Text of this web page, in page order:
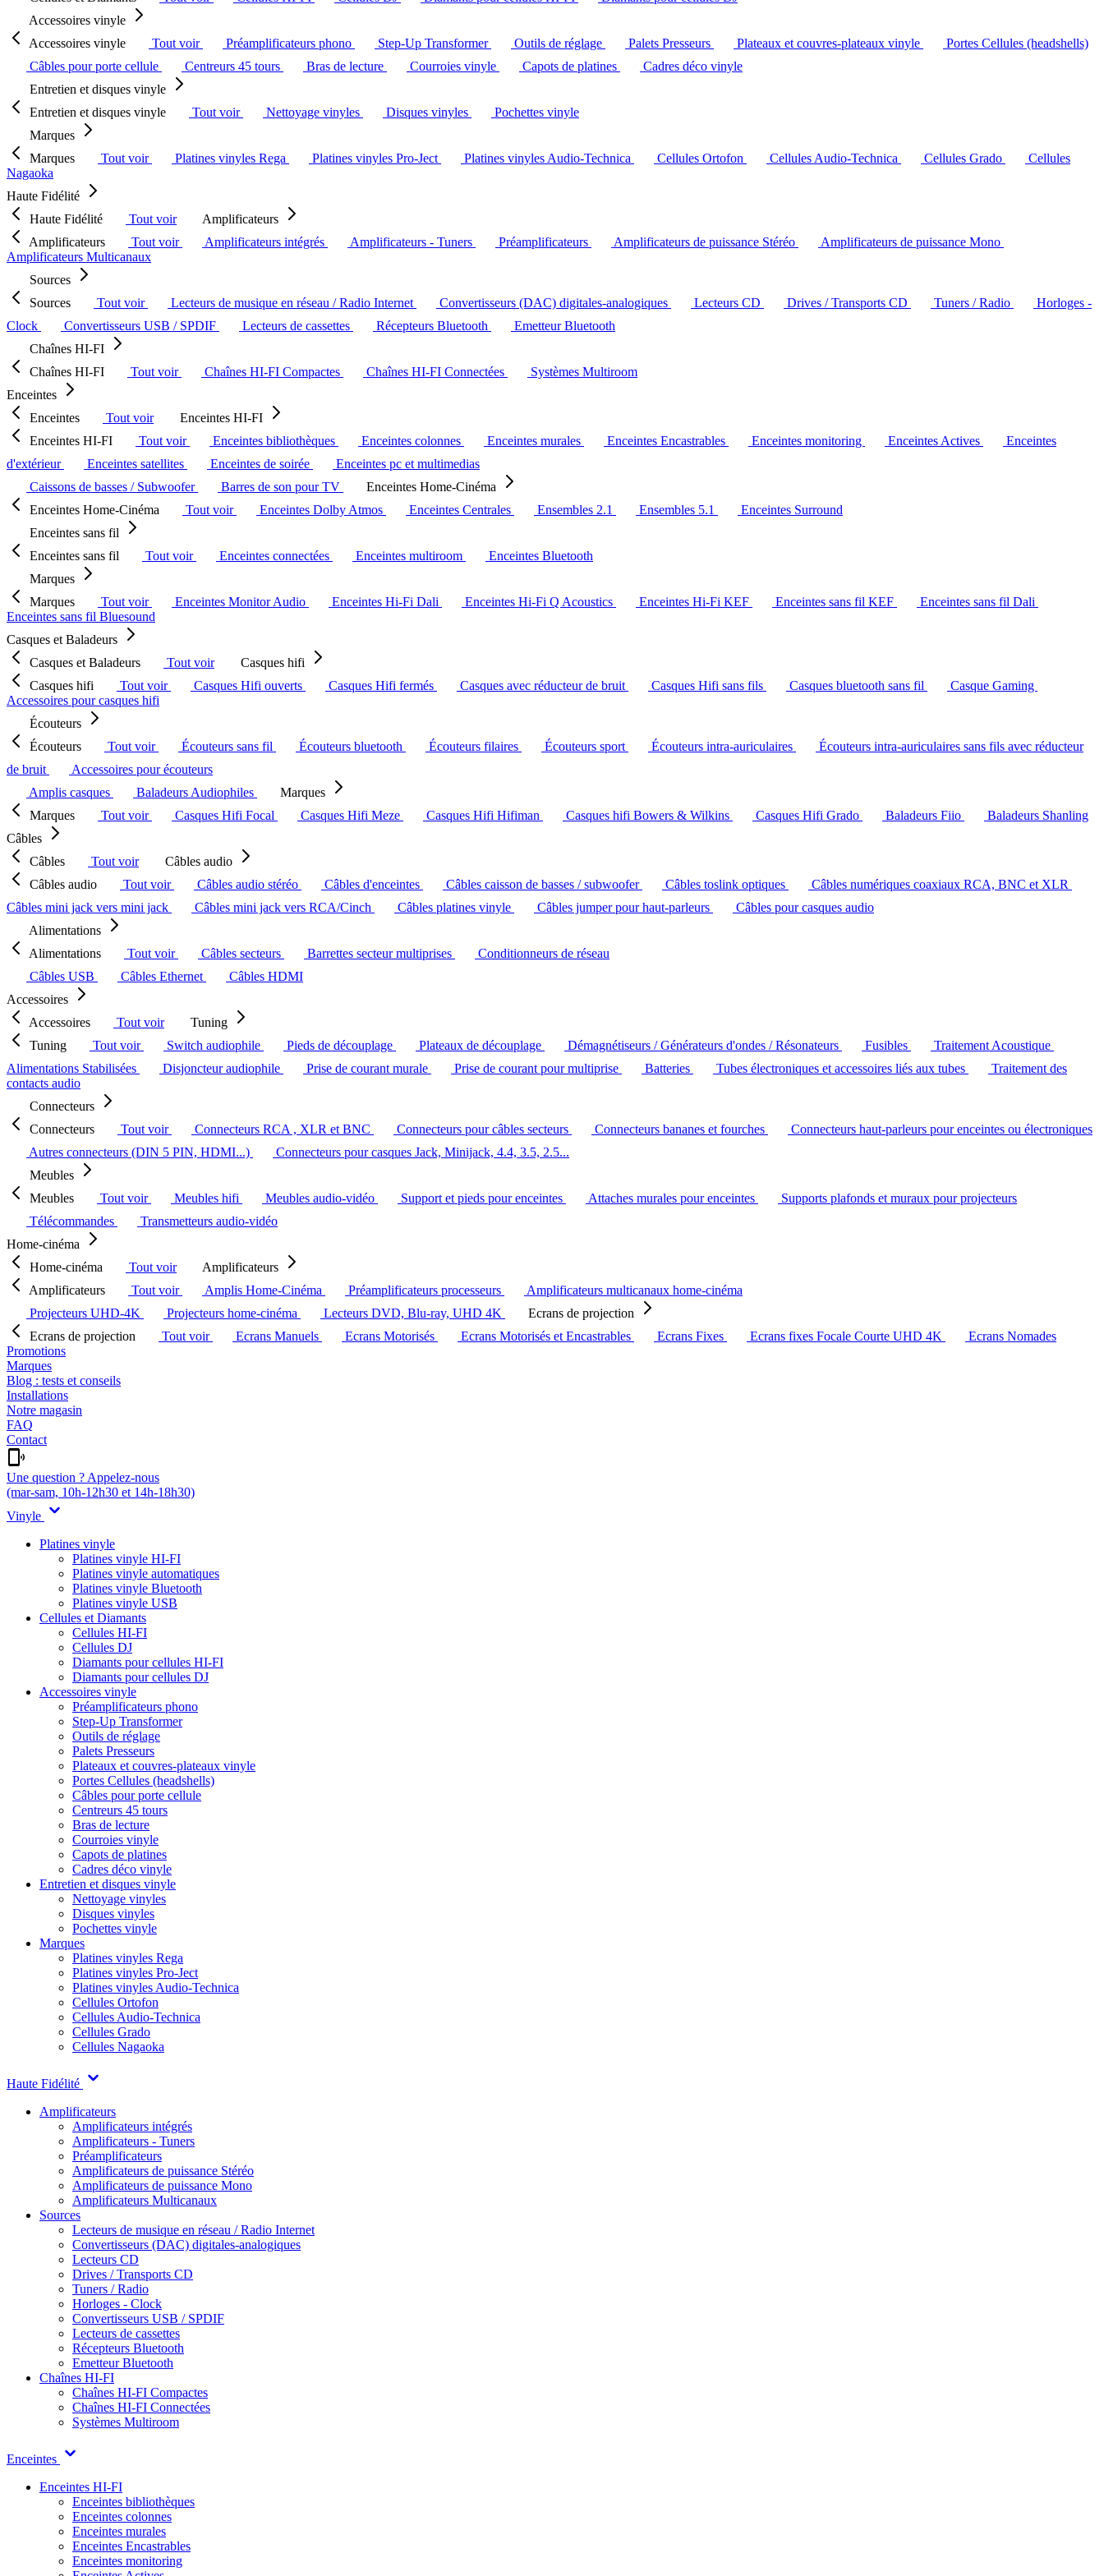
Accessoires vinyle
Accessoires vinyle
Tout voir Préamplificateurs phono Step-Up Transformer Outils de réglage Palets Presseurs Plateaux et couvres-plateaux vinyle
Portes Cellules (headshells)
Câbles pour porte cellule
Centreurs 45 tours Bras de lecture Courroies vinyle Capots de platines
Cadres déco vinyle
Entretien et disques vinyle
Entretien et disques vinyle
Tout voir Nettoyage vinyles Disques vinyles
Pochettes vinyle
Marques
Marques
Tout voir Platines vinyles Rega Platines vinyles Pro-Ject Platines vinyles Audio-Technica Cellules Ortofon Cellules Audio-Technica Cellules Grado
Cellules
Nagaoka
Haute Fidélité
Haute Fidélité
Tout voir
Amplificateurs
Amplificateurs
Tout voir Amplificateurs intégrés Amplificateurs - Tuners Préamplificateurs Amplificateurs de puissance Stéréo
Amplificateurs de puissance Mono
Amplificateurs Multicanaux
Sources
Sources
Tout voir Lecteurs de musique en réseau / Radio Internet Convertisseurs (DAC) digitales-analogiques Lecteurs CD Drives / Transports CD Tuners / Radio
Horloges -
Clock
Convertisseurs USB / SPDIF Lecteurs de cassettes Récepteurs Bluetooth
Emetteur Bluetooth
Chaînes HI-FI
Chaînes HI-FI
Tout voir Chaînes HI-FI Compactes Chaînes HI-FI Connectées
Systèmes Multiroom
Enceintes
Enceintes
Tout voir
Enceintes HI-FI
Enceintes HI-FI
Tout voir Enceintes bibliothèques Enceintes colonnes Enceintes murales Enceintes Encastrables Enceintes monitoring Enceintes Actives
Enceintes
d'extérieur
Enceintes satellites Enceintes de soirée
Enceintes pc et multimedias
Caissons de basses / Subwoofer
Barres de son pour TV
Enceintes Home-Cinéma
Enceintes Home-Cinéma
Tout voir Enceintes Dolby Atmos Enceintes Centrales Ensembles 2.1 Ensembles 5.1
Enceintes Surround
Enceintes sans fil
Enceintes sans fil
Tout voir Enceintes connectées Enceintes multiroom
Enceintes Bluetooth
Marques
Marques
Tout voir Enceintes Monitor Audio Enceintes Hi-Fi Dali Enceintes Hi-Fi Q Acoustics Enceintes Hi-Fi KEF Enceintes sans fil KEF
Enceintes sans fil Dali
Enceintes sans fil Bluesound
Casques et Baladeurs
Casques et Baladeurs
Tout voir
Casques hifi
Casques hifi
Tout voir Casques Hifi ouverts Casques Hifi fermés Casques avec réducteur de bruit Casques Hifi sans fils Casques bluetooth sans fil
Casque Gaming
Accessoires pour casques hifi
Écouteurs
Écouteurs
Tout voir Écouteurs sans fil Écouteurs bluetooth Écouteurs filaires Écouteurs sport Écouteurs intra-auriculaires
Écouteurs intra-auriculaires sans fils avec réducteur
de bruit
Accessoires pour écouteurs
Amplis casques
Baladeurs Audiophiles
Marques
Marques
Tout voir Casques Hifi Focal Casques Hifi Meze Casques Hifi Hifiman Casques hifi Bowers & Wilkins Casques Hifi Grado Baladeurs Fiio
Baladeurs Shanling
Câbles
Câbles
Tout voir
Câbles audio
Câbles audio
Tout voir Câbles audio stéréo Câbles d'enceintes Câbles caisson de basses / subwoofer Câbles toslink optiques
Câbles numériques coaxiaux RCA, BNC et XLR
Câbles mini jack vers mini jack
Câbles mini jack vers RCA/Cinch Câbles platines vinyle Câbles jumper pour haut-parleurs
Câbles pour casques audio
Alimentations
Alimentations
Tout voir Câbles secteurs Barrettes secteur multiprises
Conditionneurs de réseau
Câbles USB
Câbles Ethernet
Câbles HDMI
Accessoires
Accessoires
Tout voir
Tuning
Tuning
Tout voir Switch audiophile Pieds de découplage Plateaux de découplage Démagnétiseurs / Générateurs d'ondes / Résonateurs Fusibles
Traitement Acoustique
Alimentations Stabilisées
Disjoncteur audiophile Prise de courant murale Prise de courant pour multiprise Batteries Tubes électroniques et accessoires liés aux tubes
Traitement des
contacts audio
Connecteurs
Connecteurs
Tout voir Connecteurs RCA , XLR et BNC Connecteurs pour câbles secteurs Connecteurs bananes et fourches
Connecteurs haut-parleurs pour enceintes ou électroniques
Autres connecteurs (DIN 5 PIN, HDMI...)
Connecteurs pour casques Jack, Minijack, 4.4, 3.5, 2.5...
Meubles
Meubles
Tout voir Meubles hifi Meubles audio-vidéo Support et pieds pour enceintes Attaches murales pour enceintes
Supports plafonds et muraux pour projecteurs
Télécommandes
Transmetteurs audio-vidéo
Home-cinéma
Home-cinéma
Tout voir
Amplificateurs
Amplificateurs
Tout voir Amplis Home-Cinéma Préamplificateurs processeurs
Amplificateurs multicanaux home-cinéma
Projecteurs UHD-4K
Projecteurs home-cinéma Lecteurs DVD, Blu-ray, UHD 4K
Ecrans de projection
Ecrans de projection
Tout voir Ecrans Manuels Ecrans Motorisés Ecrans Motorisés et Encastrables Ecrans Fixes Ecrans fixes Focale Courte UHD 4K
Ecrans Nomades
Promotions
Marques
Blog : tests et conseils
Installations
Notre magasin
FAQ
Contact
Une question ? Appelez-nous
(mar-sam, 10h-12h30 et 14h-18h30)
Vinyle
Platines vinyle
Platines vinyle HI-FI
Platines vinyle automatiques
Platines vinyle Bluetooth
Platines vinyle USB
Cellules et Diamants
Cellules HI-FI
Cellules DJ
Diamants pour cellules HI-FI
Diamants pour cellules DJ
Accessoires vinyle
Préamplificateurs phono
Step-Up Transformer
Outils de réglage
Palets Presseurs
Plateaux et couvres-plateaux vinyle
Portes Cellules (headshells)
Câbles pour porte cellule
Centreurs 45 tours
Bras de lecture
Courroies vinyle
Capots de platines
Cadres déco vinyle
Entretien et disques vinyle
Nettoyage vinyles
Disques vinyles
Pochettes vinyle
Marques
Platines vinyles Rega
Platines vinyles Pro-Ject
Platines vinyles Audio-Technica
Cellules Ortofon
Cellules Audio-Technica
Cellules Grado
Cellules Nagaoka
Haute Fidélité
Amplificateurs
Amplificateurs intégrés
Amplificateurs - Tuners
Préamplificateurs
Amplificateurs de puissance Stéréo
Amplificateurs de puissance Mono
Amplificateurs Multicanaux
Sources
Lecteurs de musique en réseau / Radio Internet
Convertisseurs (DAC) digitales-analogiques
Lecteurs CD
Drives / Transports CD
Tuners / Radio
Horloges - Clock
Convertisseurs USB / SPDIF
Lecteurs de cassettes
Récepteurs Bluetooth
Emetteur Bluetooth
Chaînes HI-FI
Chaînes HI-FI Compactes
Chaînes HI-FI Connectées
Systèmes Multiroom
Enceintes
Enceintes HI-FI
Enceintes bibliothèques
Enceintes colonnes
Enceintes murales
Enceintes Encastrables
Enceintes monitoring